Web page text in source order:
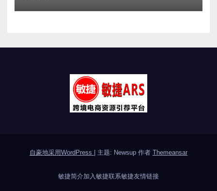
自豪地采用WordPress 主题: Newsup 作者 Themeansar
敏捷简介加入敏捷联系敏捷友情链接